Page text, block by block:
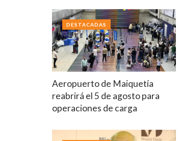
Aeropuerto de Maiquetía
reabrirá el 5 de agosto para
operaciones de carga
DESTACADAS